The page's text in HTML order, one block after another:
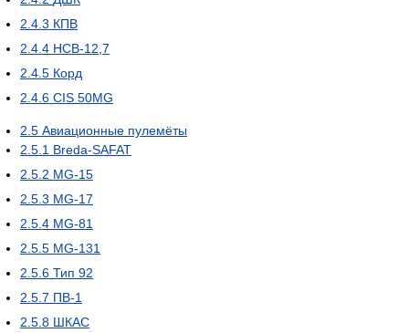
2.4.3 КПВ
2.4.4 НСВ-12,7
2.4.5 Корд
2.4.6 CIS 50MG
2.5 Авиационные пулемёты
2.5.1 Breda-SAFAT
2.5.2 MG-15
2.5.3 MG-17
2.5.4 MG-81
2.5.5 MG-131
2.5.6 Тип 92
2.5.7 ПВ-1
2.5.8 ШКАС